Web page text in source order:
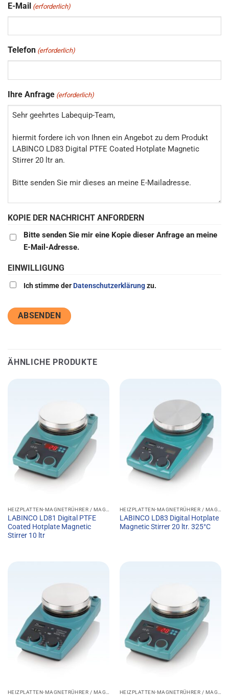
E-Mail (erforderlich)
Telefon (erforderlich)
Ihre Anfrage (erforderlich)
KOPIE DER NACHRICHT ANFORDERN
Bitte senden Sie mir eine Kopie dieser Anfrage an meine
E-Mail-Adresse.
EINWILLIGUNG
Ich stimme derDatenschutzerklärungzu.
ÄHNLICHE PRODUKTE
LABINCO LD81 Digital PTFE
Coated Hotplate Magnetic
Stirrer 10 ltr
LABINCO LD83 Digital Hotplate
Magnetic Stirrer 20 ltr. 325°C